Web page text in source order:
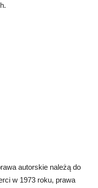
autorskie należą do
w 1973 roku, prawa